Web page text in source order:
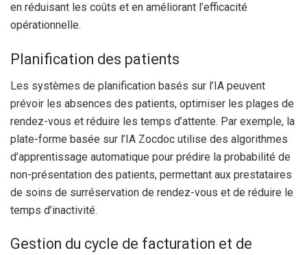
en réduisant les coûts et en améliorant l’efficacité
opérationnelle.
Planification des patients
Les systèmes de planification basés sur l’IA peuvent
prévoir les absences des patients, optimiser les plages de
rendez-vous et réduire les temps d’attente. Par exemple, la
plate-forme basée sur l’IA Zocdoc utilise des algorithmes
d’apprentissage automatique pour prédire la probabilité de
non-présentation des patients, permettant aux prestataires
de soins de surréservation de rendez-vous et de réduire le
temps d’inactivité.
Gestion du cycle de facturation et de